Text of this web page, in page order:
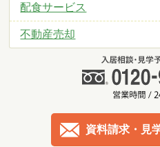
配食サービス
不動産売却
資料請求・見